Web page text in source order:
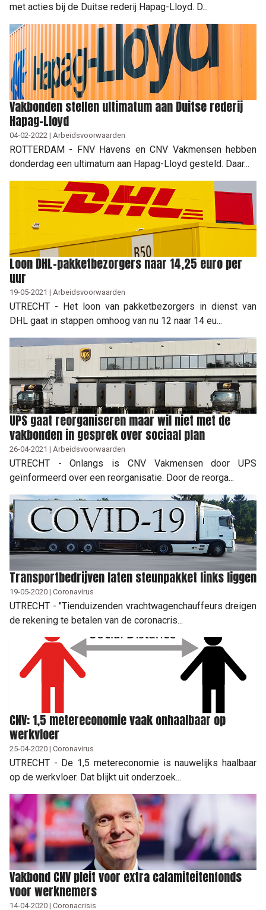
met acties bij de Duitse rederij Hapag-Lloyd. D...
Vakbonden stellen ultimatum aan Duitse rederij
Hapag-Lloyd
04-02-2022 | Arbeidsvoorwaarden
ROTTERDAM - FNV Havens en CNV Vakmensen hebben
donderdag een ultimatum aan Hapag-Lloyd gesteld. Daar...
Loon DHL-pakketbezorgers naar 14,25 euro per
uur
19-05-2021 | Arbeidsvoorwaarden
UTRECHT - Het loon van pakketbezorgers in dienst van
DHL gaat in stappen omhoog van nu 12 naar 14 eu...
UPS gaat reorganiseren maar wil niet met de
vakbonden in gesprek over sociaal plan
26-04-2021 | Arbeidsvoorwaarden
UTRECHT - Onlangs is CNV Vakmensen door UPS
geïnformeerd over een reorganisatie. Door de reorga...
Transportbedrijven laten steunpakket links liggen
19-05-2020 | Coronavirus
UTRECHT - "Tienduizenden vrachtwagenchauffeurs dreigen
de rekening te betalen van de coronacris...
CNV: 1,5 metereconomie vaak onhaalbaar op
werkvloer
25-04-2020 | Coronavirus
UTRECHT - De 1,5 metereconomie is nauwelijks haalbaar
op de werkvloer. Dat blijkt uit onderzoek...
Vakbond CNV pleit voor extra calamiteitenfonds
voor werknemers
14-04-2020 | Coronacrisis